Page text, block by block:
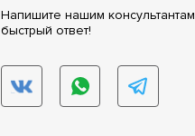
Напишите нашим
быстрый ответ!